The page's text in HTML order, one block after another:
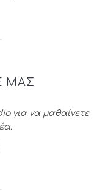
ΜΑΣ
για να μαθαίνετε